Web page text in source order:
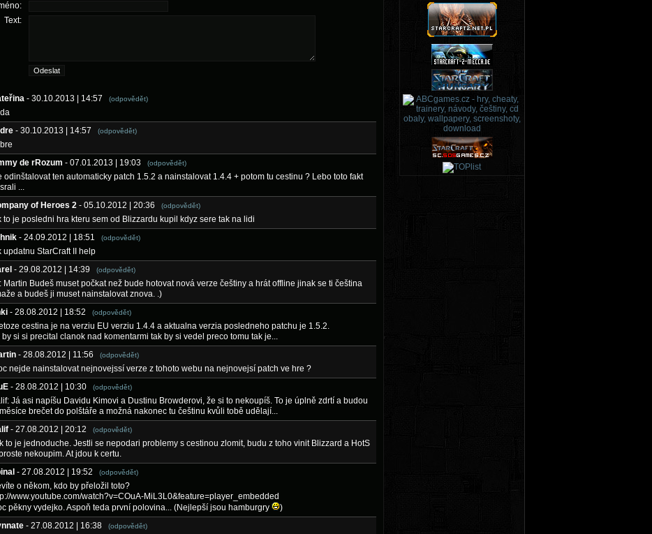
Text:
- 30.10.2013 | 14:57 (odpovědět)
- 30.10.2013 | 14:57 (odpovědět)
de rRozum - 07.01.2013 | 19:03 (odpovědět)
odinštalovat ten automaticky patch 1.5.2 a nainstalovat 1.4.4 + potom tu cestinu ? Lebo toto fakt
...
of Heroes 2 - 05.10.2012 | 20:36 (odpovědět)
to je posledni hra kteru sem od Blizzardu kupil kdyz sere tak na lidi
- 24.09.2012 | 18:51 (odpovědět)
updatnu StarCraft II help
- 29.08.2012 | 14:39 (odpovědět)
Martin Budeš muset počkat než bude hotovat nová verze češtiny a hrát offline jinak se ti čeština
a budeš ji muset nainstalovat znova. .)
- 28.08.2012 | 18:52 (odpovědět)
cestina je na verziu EU verziu 1.4.4 a aktualna verzia posledneho patchu je 1.5.2.
by si si precital clanok nad komentarmi tak by si vedel preco tomu tak je...
- 28.08.2012 | 11:56 (odpovědět)
nejde nainstalovat nejnovejssí verze z tohoto webu na nejnovejsí patch ve hre ?
- 28.08.2012 | 10:30 (odpovědět)
Já asi napíšu Davidu Kimovi a Dustinu Browderovi, že si to nekoupíš. To je úplně zdrtí a budou
brečet do polštáře a možná nakonec tu češtinu kvůli tobě udělají...
- 27.08.2012 | 20:12 (odpovědět)
to je jednoduche. Jestli se nepodari problemy s cestinou zlomit, budu z toho vinit Blizzard a HotS
nekoupim. At jdou k certu.
- 27.08.2012 | 19:52 (odpovědět)
o někom, kdo by přeložil toto?
www.youtube.com/watch?v=COuA-MiL3L0&feature=player_embedded
pěkny vydejko. Aspoň teda první polovina... (Nejlepší jsou hamburgry
)
- 27.08.2012 | 16:38 (odpovědět)